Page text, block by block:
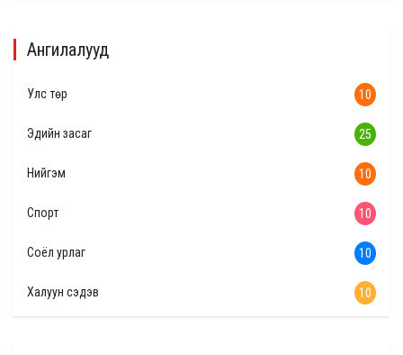
Ангилалууд
Улс төр 10
Эдийн засаг 25
Нийгэм 10
Спорт 10
Соёл урлаг 10
Халуун сэдэв 10